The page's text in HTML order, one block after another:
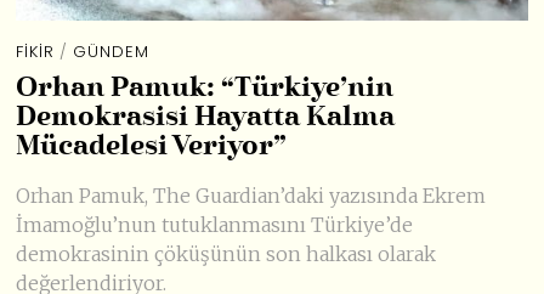
FİKİR / GÜNDEM
Orhan Pamuk: “Türkiye’nin
Demokrasisi Hayatta Kalma
Mücadelesi Veriyor”
Orhan Pamuk, The Guardian’daki yazısında Ekrem
İmamoğlu’nun tutuklanmasını Türkiye’de
demokrasinin çöküşünün son halkası olarak
değerlendiriyor.